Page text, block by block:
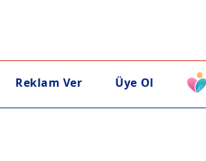
Reklam Ver Üye Ol